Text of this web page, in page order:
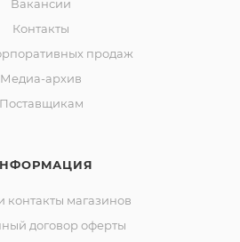
Вакансии
Контакты
продаж
Медиа-архив
Поставщикам
контакты магазинов
договор оферты